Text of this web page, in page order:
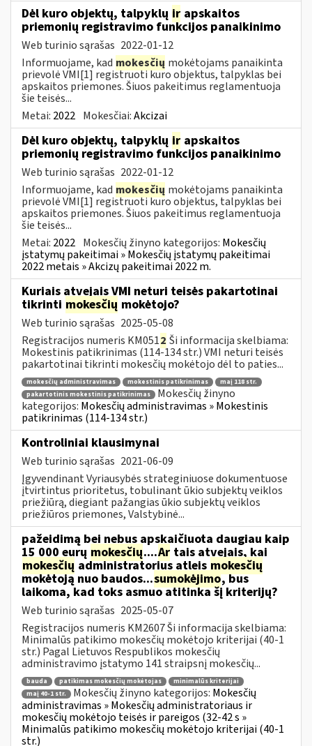
Dėl kuro objektų, talpyklų ir apskaitos
priemonių registravimo funkcijos panaikinimo
Web turinio sąrašas 2022-01-12
Informuojame, kad mokesčių mokėtojams panaikinta
prievolė VMI[1] registruoti kuro objektus, talpyklas bei
apskaitos priemones. Šiuos pakeitimus reglamentuoja
šie teisės...
Metai: 2022 Mokesčiai:Akcizai
Dėl kuro objektų, talpyklų ir apskaitos
priemonių registravimo funkcijos panaikinimo
Web turinio sąrašas 2022-01-12
Informuojame, kad mokesčių mokėtojams panaikinta
prievolė VMI[1] registruoti kuro objektus, talpyklas bei
apskaitos priemones. Šiuos pakeitimus reglamentuoja
šie teisės...
Metai: 2022 Mokesčių žinyno kategorijos: Mokesčių
įstatymų pakeitimai » Mokesčių įstatymų pakeitimai
2022 metais » Akcizų pakeitimai 2022 m.
Kuriais atvejais VMI neturi teisės pakartotinai
tikrinti mokesčių mokėtojo?
Web turinio sąrašas 2025-05-08
Registracijos numeris KM0512 Ši informacija skelbiama:
Mokestinis patikrinimas (114-134 str.) VMI neturi teisės
pakartotinai tikrinti mokesčių mokėtojo dėl to paties...
mokesčių administravimas mokestinis patikrinimas
maį 118 str.
pakartotinis mokestinis patikrinimas
Mokesčių žinyno
kategorijos: Mokesčių administravimas » Mokestinis
patikrinimas (114-134 str.)
Kontroliniai klausimynai
Web turinio sąrašas 2021-06-09
Įgyvendinant Vyriausybės strateginiuose dokumentuose
įtvirtintus prioritetus, tobulinant ūkio subjektų veiklos
priežiūrą, diegiant pažangias ūkio subjektų veiklos
priežiūros priemones, Valstybinė...
pažeidimą bei nebus apskaičiuota daugiau kaip
15 000 eurų mokesčių....Ar tais atvejais, kai
mokesčių administratorius atleis mokesčių
mokėtoją nuo baudos...sumokėjimo, bus
laikoma, kad toks asmuo atitinka šį kriterijų?
Web turinio sąrašas 2025-05-07
Registracijos numeris KM2607 Ši informacija skelbiama:
Minimalūs patikimo mokesčių mokėtojo kriterijai (40-1
str.) Pagal Lietuvos Respublikos mokesčių
administravimo įstatymo 141 straipsnį mokesčių...
bauda patikimas mokesčių mokėtojas
minimalūs kriterijai
maį 40-1 str.
Mokesčių žinyno kategorijos: Mokesčių
administravimas » Mokesčių administratoriaus ir
mokesčių mokėtojo teisės ir pareigos (32-42 s »
Minimalūs patikimo mokesčių mokėtojo kriterijai (40-1
str.)